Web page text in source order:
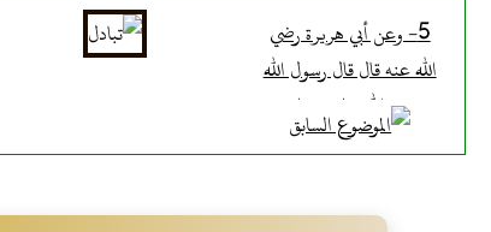
5- وعن أبي هريرة رضي
الله عنه قال قال رسول الله
صلى الله عليه وسلم:
"الظهر يركب" بالبناء
بنفقته إذا كان مرهونا ولبن